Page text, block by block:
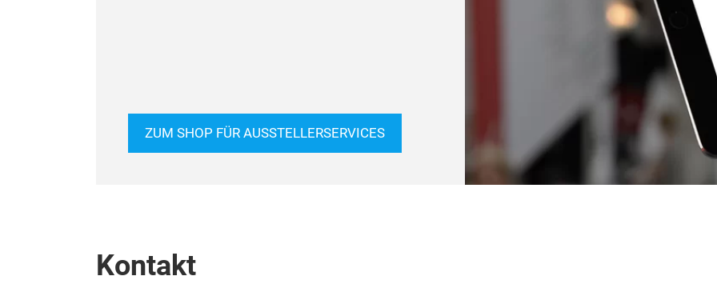
ZUM SHOP FÜR AUSSTELLERSERVICES
Kontakt